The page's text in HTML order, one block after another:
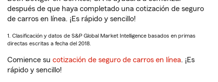
después de que haya completado una cotización de seguro
de carros en línea. ¡Es rápido y sencillo!
1. Clasificación y datos de S&P Global Market Intelligence basados en primas
directas escritas a fecha del 2018.
Comience su cotización de seguro de carros en línea. ¡Es
rápido y sencillo!